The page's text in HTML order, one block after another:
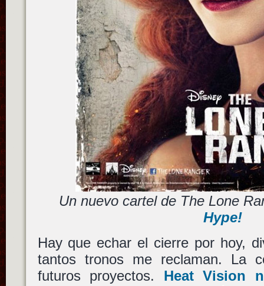
Un nuevo cartel de The Lone
Hype!
Hay que echar el cierre por hoy,
tantos tronos me reclaman. La
futuros proyectos. Heat Vision